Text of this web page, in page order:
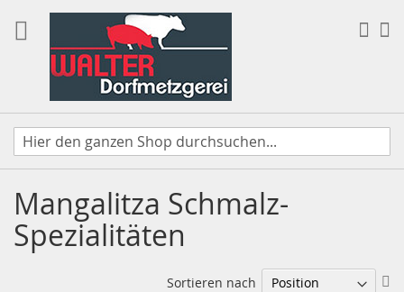
zum
Inhalt
Mangalitza Schmalz-
Spezialitäten
Sortieren nach